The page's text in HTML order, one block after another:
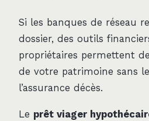
Si les banques de réseau
dossier, des outils
propriétaires permettent
de votre patrimoine sans
l’assurance décès.
Le prêt viager